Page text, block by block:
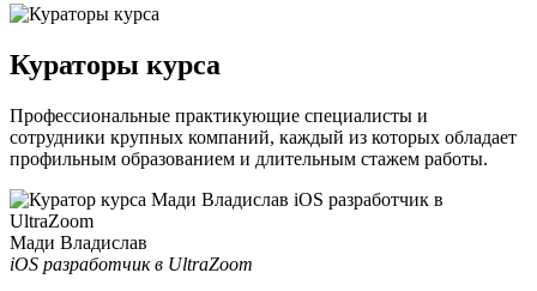
Кураторы курса
Профессиональные практикующие специалисты и
сотрудники крупных компаний, каждый из которых обладает
профильным образованием и длительным стажем работы.
Мади Владислав
iOS разработчик в UltraZoom